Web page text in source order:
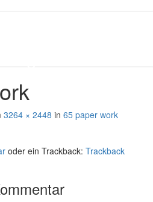
fly and
3264 × 2448 in 65 paper work
oder ein Trackback: Trackback